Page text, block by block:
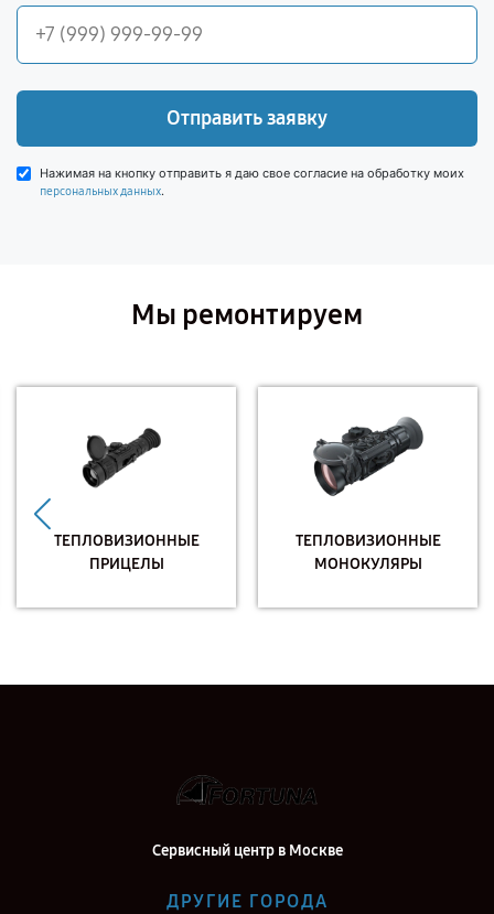
Отправить заявку
Нажимая на кнопку отправить я даю свое согласие на обработку моих
персональных данных.
Мы ремонтируем
ТЕПЛОВИЗИОННЫЕ
ПРИЦЕЛЫ
ТЕПЛОВИЗИОННЫЕ
МОНОКУЛЯРЫ
Сервисный центр в Москве
ДРУГИЕ ГОРОДА